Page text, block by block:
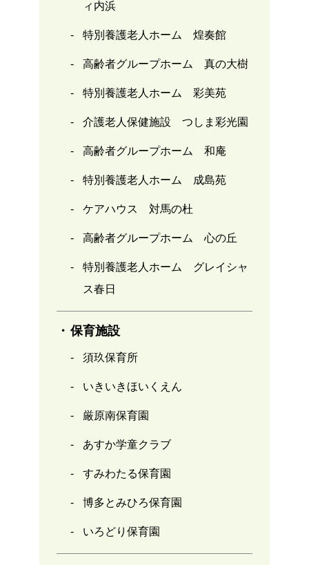
ィ内浜
特別養護老人ホーム 煌奏館
高齢者グループホーム 真の大樹
特別養護老人ホーム 彩美苑
介護老人保健施設 つしま彩光園
高齢者グループホーム 和庵
特別養護老人ホーム 成島苑
ケアハウス 対馬の杜
高齢者グループホーム 心の丘
特別養護老人ホーム グレイシャ
ス春日
保育施設
須玖保育所
いきいきほいくえん
厳原南保育園
あすか学童クラブ
すみわたる保育園
博多とみひろ保育園
いろどり保育園